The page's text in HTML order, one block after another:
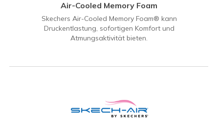
Air-Cooled Memory Foam
Skechers Air-Cooled Memory Foam® kann
Druckentlastung, sofortigen Komfort und
Atmungsaktivität bieten.